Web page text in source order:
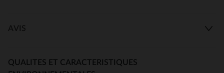
AVIS
QUALITES ET CARACTERISTIQUES